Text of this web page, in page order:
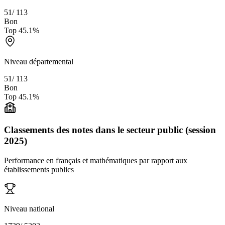
51/ 113
Bon
Top 45.1%
Niveau départemental
51/ 113
Bon
Top 45.1%
Classements des notes dans le secteur public (session
2025)
Performance en français et mathématiques par rapport aux
établissements publics
Niveau national